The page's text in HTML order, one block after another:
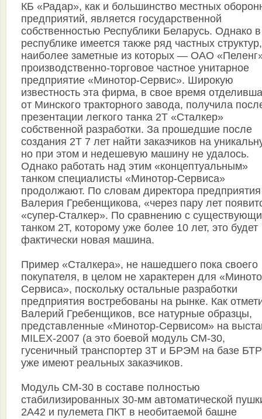
КБ «Радар», как и большинство местных
предприятий, является государственной
собственностью Республики Беларусь. Однако в
республике имеется также ряд частных структур,
наиболее заметные из которых — ОАО
производственно-торговое частное унитарное
предприятие «Минотор-Сервис». Широкую
известность эта фирма, в свое время
от Минского тракторного завода, получила
презентации легкого танка 2Т «Сталкер»
собственной разработки. За прошедшие после
создания 2Т 7 лет найти заказчиков на
но при этом и недешевую машину не удалось.
Однако работать над этим «концептуальным»
танком специалисты «Минотор-Сервиса»
продолжают. По словам директора предприятия
Валерия Гребенщикова, «через пару лет
«супер-Сталкер». По сравнению с
танком 2Т, которому уже более 10 лет, это будет
фактически новая машина.
Пример «Сталкера», не нашедшего пока своего
покупателя, в целом не характерен для
Сервиса», поскольку остальные разработки
предприятия востребованы на рынке. Как
Валерий Гребенщиков, все натурные образцы,
представленные «Минотор-Сервисом» на
MILEX-2007 (а это боевой модуль CM-30,
гусеничный транспортер 3Т и БРЭМ на базе
уже имеют реальных заказчиков.
Модуль CM-30 в составе полностью
стабилизированных 30-мм автоматической
2А42 и пулемета ПКТ в необитаемой башне